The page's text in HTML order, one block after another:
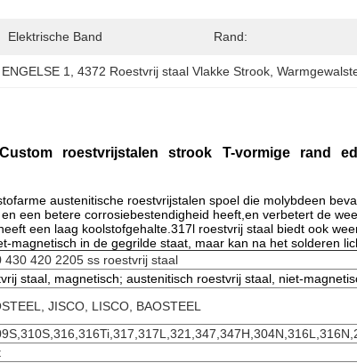
Elektrische Band Rand:
ENGELSE 1 , 4372 Roestvrij staal Vlakke Strook ,
roestvrijstalen strook T-vormige rand
austenitische roestvrijstalen spoel die molybdeen
een betere corrosiebestendigheid heeft,en verbetert de
een laag koolstofgehalte.317l roestvrij staal biedt ook
magnetisch in de gegrilde staat, maar kan na het solderen
430 420 2205 ss roestvrij staal
staal, magnetisch; austenitisch roestvrij staal, niet-
JISCO, LISCO, BAOSTEEL